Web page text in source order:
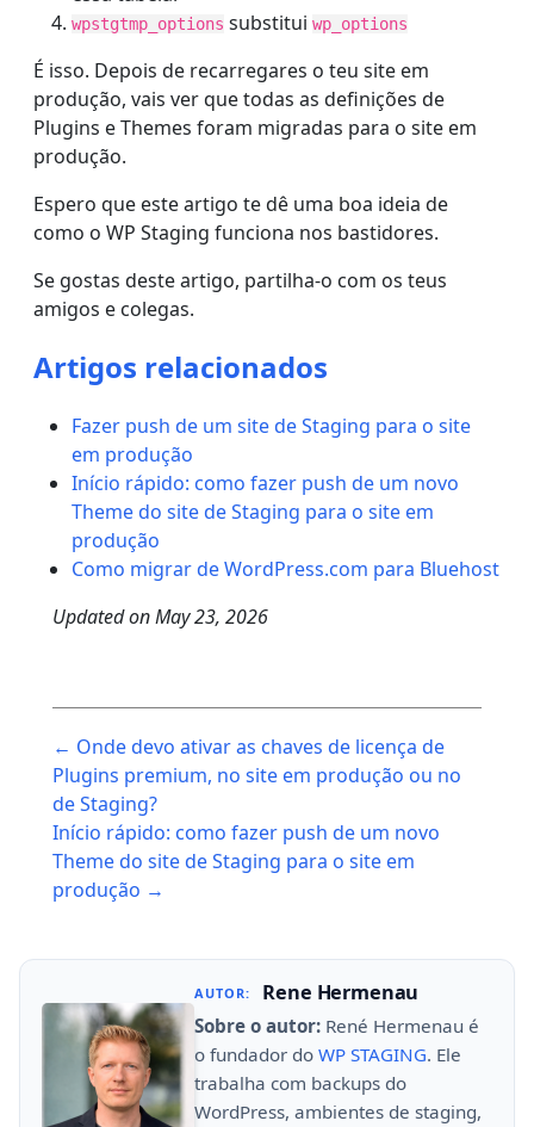
wpstgtmp_options substitui wp_options
É isso. Depois de recarregares o teu site em
produção, vais ver que todas as definições de
Plugins e Themes foram migradas para o site em
produção.
Espero que este artigo te dê uma boa ideia de
como o WP Staging funciona nos bastidores.
Se gostas deste artigo, partilha-o com os teus
amigos e colegas.
Artigos relacionados
Fazer push de um site de Staging para o site
em produção
Início rápido: como fazer push de um novo
Theme do site de Staging para o site em
produção
Como migrar de WordPress.com para Bluehost
Updated onMay 23, 2026
navigation
← Onde devo ativar as chaves de licença de
Plugins premium, no site em produção ou no
de Staging?
Início rápido: como fazer push de um novo
Theme do site de Staging para o site em
produção →
AUTOR: Rene Hermenau
Sobre o autor: René Hermenau é
o fundador do WP STAGING. Ele
trabalha com backups do
WordPress, ambientes de staging,